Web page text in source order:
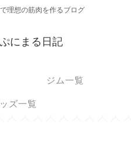
理想の筋肉を作るブログ
にまる日記
ジム一覧
ズ一覧